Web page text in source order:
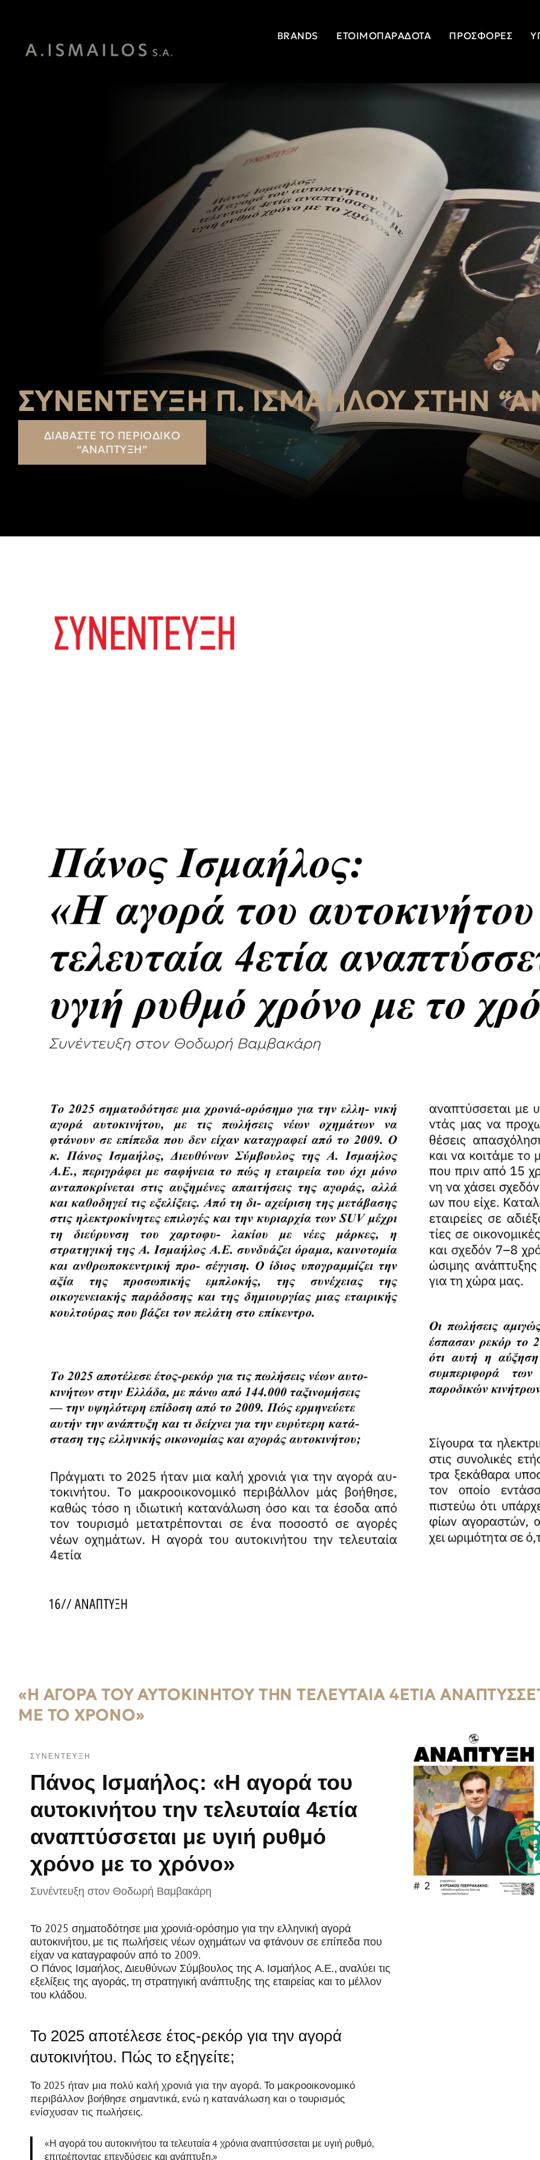
BRANDS ΕΤΟΙΜΟΠΑΡΆΔΟΤΑ ΠΡΟΣΦΟΡΈΣ
ΣΥΝΈΝΤΕΥΞΗ Π. ΙΣΜΑΉΛΟΥ ΣΤΗΝ
ΔΙΑΒΆΣΤΕ ΤΟ ΠΕΡΙΟΔΙΚΌ
“ΑΝΆΠΤΥΞΗ”
«Η ΑΓΟΡΆ ΤΟΥ ΑΥΤΟΚΙΝΉΤΟΥ ΤΗΝ ΤΕΛΕΥΤΑΊΑ 4ΕΤΊΑ
ΜΕ ΤΟ ΧΡΌΝΟ»
ΣΥΝΈΝΤΕΥΞΗ
Πάνος Ισμαήλος: «Η αγορά του
αυτοκινήτου την τελευταία 4ετία
αναπτύσσεται με υγιή ρυθμό
χρόνο με το χρόνο»
Συνέντευξη στον Θοδωρή Βαμβακάρη
Το 2025 σηματοδότησε μια χρονιά-ορόσημο για την ελληνική αγορά
αυτοκινήτου, με τις πωλήσεις νέων οχημάτων να φτάνουν σε επίπεδα που
είχαν να καταγραφούν από το 2009.
Ο Πάνος Ισμαήλος, Διευθύνων Σύμβουλος της Α. Ισμαήλος Α.Ε., αναλύει τις
εξελίξεις της αγοράς, τη στρατηγική ανάπτυξης της εταιρείας και το μέλλον
του κλάδου.
Το 2025 αποτέλεσε έτος-ρεκόρ για την αγορά
αυτοκινήτου. Πώς το εξηγείτε;
Το 2025 ήταν μια πολύ καλή χρονιά για την αγορά. Το μακροοικονομικό
περιβάλλον βοήθησε σημαντικά, ενώ η κατανάλωση και ο τουρισμός
ενίσχυσαν τις πωλήσεις.
«Η αγορά του αυτοκινήτου τα τελευταία 4 χρόνια αναπτύσσεται με υγιή ρυθμό,
επιτρέποντας επενδύσεις και ανάπτυξη.»